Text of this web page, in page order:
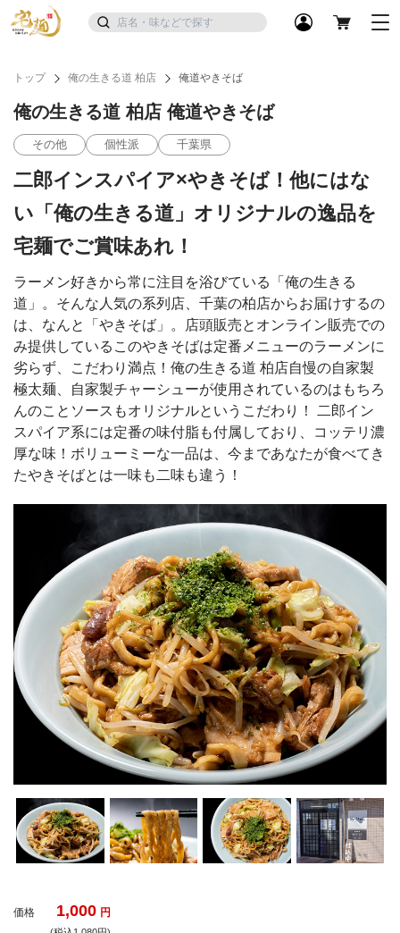
トップ 俺の生きる道 柏店 俺道やきそば
俺の生きる道 柏店 俺道やきそば
その他 個性派 千葉県
二郎インスパイア×やきそば！他にはな
い「俺の生きる道」オリジナルの逸品を
宅麺でご賞味あれ！
ラーメン好きから常に注目を浴びている「俺の生きる
道」。そんな人気の系列店、千葉の柏店からお届けするの
は、なんと「やきそば」。店頭販売とオンライン販売での
み提供しているこのやきそばは定番メニューのラーメンに
劣らず、こだわり満点！俺の生きる道 柏店自慢の自家製
極太麺、自家製チャーシューが使用されているのはもちろ
んのことソースもオリジナルというこだわり！ 二郎イン
スパイア系には定番の味付脂も付属しており、コッテリ濃
厚な味！ボリューミーな一品は、今まであなたが食べてき
たやきそばとは一味も二味も違う！
価格 1,000 円